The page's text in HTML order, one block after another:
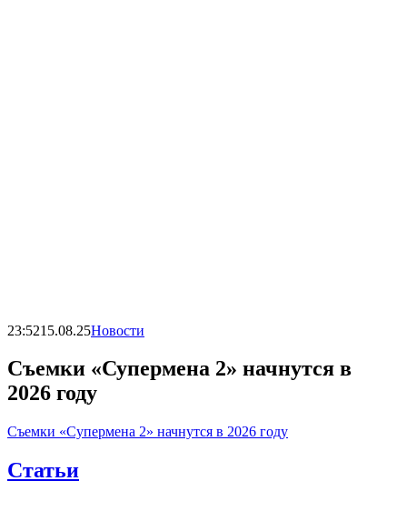
23:5215.08.25Новости
Съемки «Супермена 2» начнутся в
2026 году
Съемки «Супермена 2» начнутся в 2026 году
Статьи